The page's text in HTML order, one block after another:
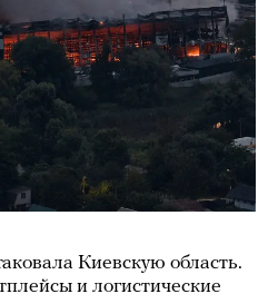
Киевскую область.
и логистические